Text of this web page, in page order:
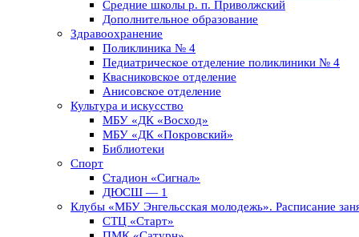
Средние школы р. п. Приволжский
Дополнительное образование
Здравоохранение
Поликлиника № 4
Педиатрическое отделение поликлиники № 4
Квасниковское отделение
Анисовское отделение
Культура и искусство
МБУ «ДК «Восход»
МБУ «ДК «Покровский»
Библиотеки
Спорт
Стадион «Сигнал»
ДЮСШ — 1
Клубы «МБУ Энгельсская молодежь». Расписание
СТЦ «Старт»